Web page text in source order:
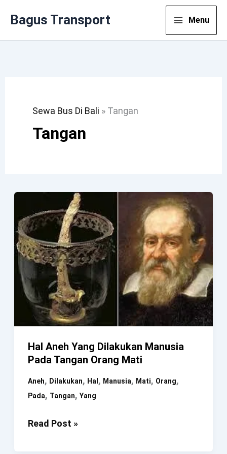
Bagus Transport Menu
Sewa Bus Di Bali » Tangan
Tangan
Hal Aneh Yang Dilakukan Manusia
Pada Tangan Orang Mati
Aneh, Dilakukan, Hal, Manusia, Mati, Orang,
Pada, Tangan, Yang
Hal
Read Post »